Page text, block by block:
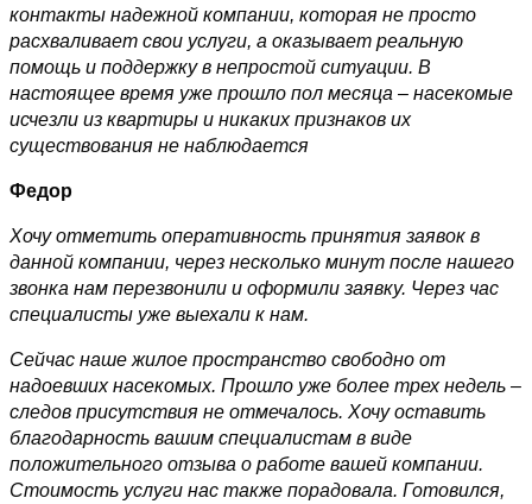
контакты надежной компании, которая не просто
расхваливает свои услуги, а оказывает реальную
помощь и поддержку в непростой ситуации. В
настоящее время уже прошло пол месяца – насекомые
исчезли из квартиры и никаких признаков их
существования не наблюдается
Федор
Хочу отметить оперативность принятия заявок в
данной компании, через несколько минут после нашего
звонка нам перезвонили и оформили заявку. Через час
специалисты уже выехали к нам.
Сейчас наше жилое пространство свободно от
надоевших насекомых. Прошло уже более трех недель –
следов присутствия не отмечалось. Хочу оставить
благодарность вашим специалистам в виде
положительного отзыва о работе вашей компании.
Стоимость услуги нас также порадовала. Готовился,